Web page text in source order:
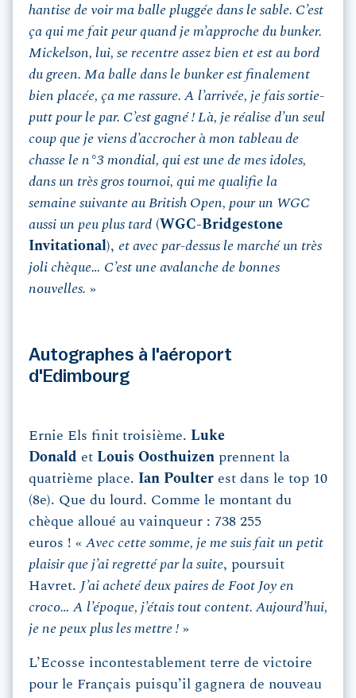
hantise de voir ma balle pluggée dans le sable. C’est
ça qui me fait peur quand je m’approche du bunker.
Mickelson, lui, se recentre assez bien et est au bord
du green. Ma balle dans le bunker est finalement
bien placée, ça me rassure. A l’arrivée, je fais sortie-
putt pour le par. C’est gagné ! Là, je réalise d’un seul
coup que je viens d’accrocher à mon tableau de
chasse le n°3 mondial, qui est une de mes idoles,
dans un très gros tournoi, qui me qualifie la
semaine suivante au British Open, pour un WGC
aussi un peu plus tard (WGC-Bridgestone
Invitational), et avec par-dessus le marché un très
joli chèque… C’est une avalanche de bonnes
nouvelles. »
Autographes à l'aéroport
d'Edimbourg
Ernie Els finit troisième. Luke
Donald et Louis Oosthuizen prennent la
quatrième place. Ian Poulter est dans le top 10
(8e). Que du lourd. Comme le montant du
chèque alloué au vainqueur : 738 255
euros ! « Avec cette somme, je me suis fait un petit
plaisir que j’ai regretté par la suite, poursuit
Havret. J’ai acheté deux paires de Foot Joy en
croco… A l’époque, j’étais tout content. Aujourd’hui,
je ne peux plus les mettre ! »
L’Ecosse incontestablement terre de victoire
pour le Français puisqu’il gagnera de nouveau